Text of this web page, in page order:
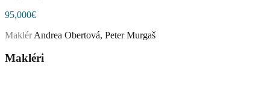
95,000€
Maklér Andrea Obertová, Peter Murgaš
Makléri